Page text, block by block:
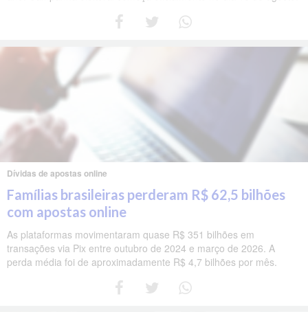
Dívidas de apostas online
Famílias brasileiras perderam R$ 62,5 bilhões
com apostas online
As plataformas movimentaram quase R$ 351 bilhões em
transações via Pix entre outubro de 2024 e março de 2026. A
perda média foi de aproximadamente R$ 4,7 bilhões por mês.